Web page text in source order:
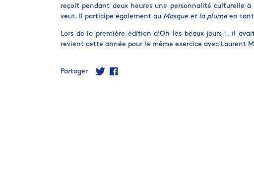
reçoit pendant deux heures une personnalité culturelle
veut. Il participe également au Masque et la plume en
Lors de la première édition d’Oh les beaux jours !, il
revient cette année pour le même exercice avec Laurent
Partager